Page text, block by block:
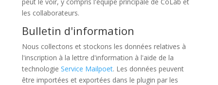
les collaborateurs.
Bulletin d'information
Nous collectons et stockons les données relatives à
l'inscription à la lettre d'information à l'aide de la
technologie Service Mailpoet. Les données peuvent
être importées et exportées dans le plugin par les